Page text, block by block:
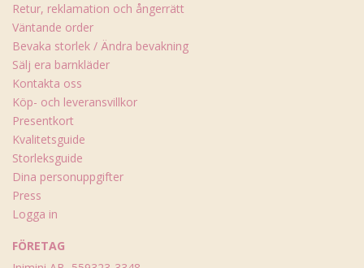
Retur, reklamation och ångerrätt
Väntande order
Bevaka storlek / Ändra bevakning
Sälj era barnkläder
Kontakta oss
Köp- och leveransvillkor
Presentkort
Kvalitetsguide
Storleksguide
Dina personuppgifter
Press
Logga in
FÖRETAG